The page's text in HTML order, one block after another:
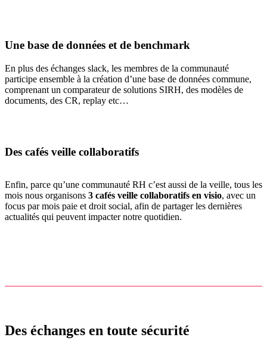
Une base de données et de benchmark
En plus des échanges slack, les membres de la communauté
participe ensemble à la création d’une base de données commune,
comprenant un comparateur de solutions SIRH, des modèles de
documents, des CR, replay etc…
Des cafés veille collaboratifs
Enfin, parce qu’une communauté RH c’est aussi de la veille, tous les
mois nous organisons 3 cafés veille collaboratifs en visio, avec un
focus par mois paie et droit social, afin de partager les dernières
actualités qui peuvent impacter notre quotidien.
Des échanges en toute sécurité